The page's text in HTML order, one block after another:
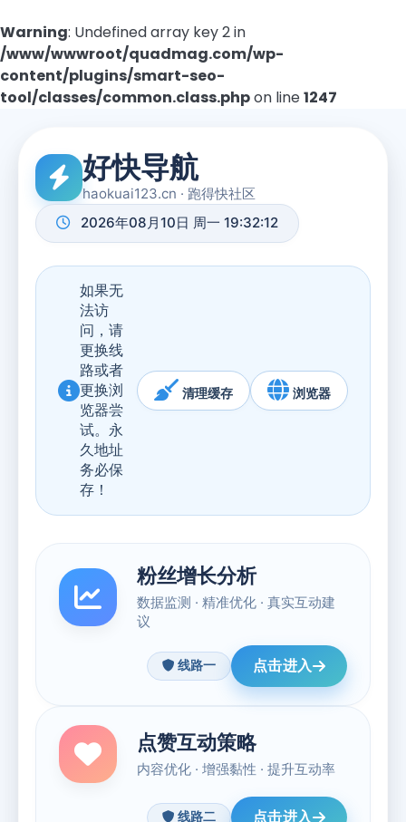
Warning: Undefined array key 2 in
/www/wwwroot/quadmag.com/wp-
content/plugins/smart-seo-
tool/classes/common.class.phpon line1247